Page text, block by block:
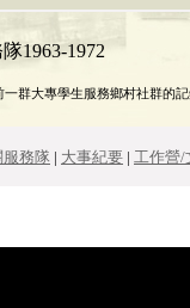
1963-1972
群大專學生服務鄉村社群的
務隊 | 大事紀要 | 工作營/